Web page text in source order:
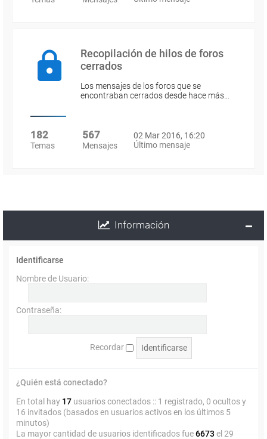
Recopilación de hilos de foros
cerrados
Los mensajes de los foros que se
encontraban cerrados desde hace más…
182
Temas
567
Mensajes
02 Mar 2016, 16:20
Último mensaje
Información
Identificarse
Nombre de Usuario:
Contraseña:
Recordar
¿Quién está conectado?
En total hay 17 usuarios conectados :: 1 registrado, 0 ocultos y
16 invitados (basados en usuarios activos en los últimos 5
minutos)
La mayor cantidad de usuarios identificados fue6673 el 29